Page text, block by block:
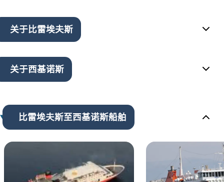
关于比雷埃夫斯
关于西基诺斯
比雷埃夫斯至西基诺斯船舶